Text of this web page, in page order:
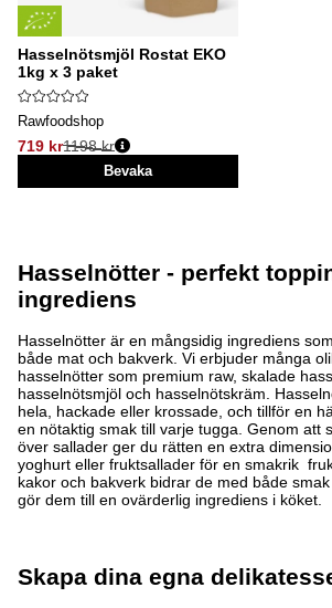
Hasselnötsmjöl Rostat EKO
1kg x 3 paket
Rawfoodshop
719 kr
Ordinarie pris:
1198 kr
Bevaka
Hasselnötter - perfekt
ingrediens
Hasselnötter är en mångsidig ingrediens
både mat och bakverk. Vi erbjuder många
hasselnötter som premium raw, skalade
hasselnötsmjöl och hasselnötskräm.
hela, hackade eller krossade, och tillför en
en nötaktig smak till varje tugga. Genom att
över sallader ger du rätten en extra
yoghurt eller fruktsallader för en smakrik
kakor och bakverk bidrar de med både
gör dem till en ovärderlig ingrediens i köket.
Skapa dina egna